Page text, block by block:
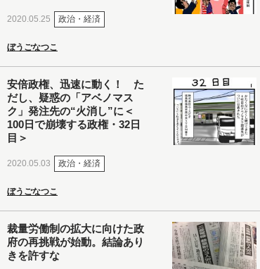
2020.05.25 政治・経済
ぼうごなつこ
安倍政権、迅速に動く！ た
だし、疑惑の「アベノマス
ク」発注先の“火消し”に＜
100日で崩壊する政権・32日
目＞
2020.05.03 政治・経済
ぼうごなつこ
裁量労働制の拡大に向けた政
府の再挑戦が始動。結論あり
きを許すな